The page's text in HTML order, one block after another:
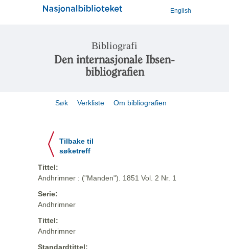
English
Bibliografi
Den internasjonale Ibsen-
bibliografien
Søk Verkliste Om bibliografien
Tilbake til
søketreff
Tittel:
Andhrimner : ("Manden"). 1851 Vol. 2 Nr. 1
Serie:
Andhrimner
Tittel:
Andhrimner
Standardtittel: